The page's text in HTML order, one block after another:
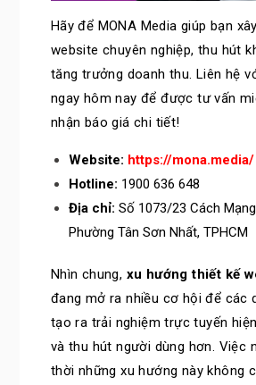
Hãy để MONA Media giúp bạn
website chuyên nghiệp, thu hút
tăng trưởng doanh thu. Liên hệ
ngay hôm nay để được tư vấn
nhận báo giá chi tiết!
Website: https://mona.media/
Hotline: 1900 636 648
Địa chỉ: Số 1073/23 Cách
Phường Tân Sơn Nhất, TPHCM
Nhìn chung, xu hướng thiết kế
đang mở ra nhiều cơ hội để các
tạo ra trải nghiệm trực tuyến
và thu hút người dùng hơn. Việc
thời những xu hướng này không